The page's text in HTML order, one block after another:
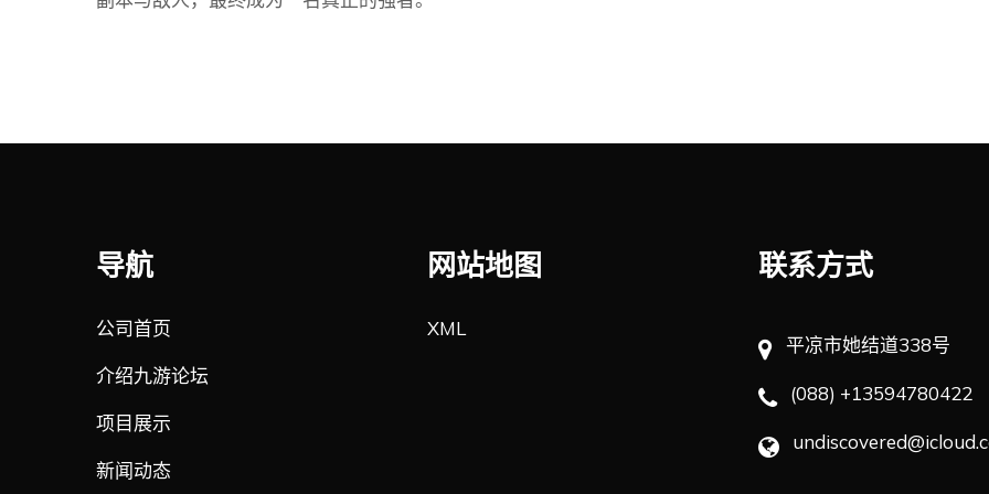
导航
公司首页
介绍九游论坛
项目展示
新闻动态
网站地图
XML
联系方式
平凉市她结道338号
(088) +13594780422